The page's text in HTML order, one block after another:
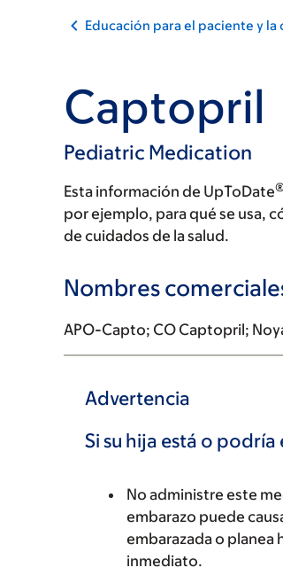
Educación para el paciente y la
Captopril
Pediatric Medication
Esta información de UpToDate
por ejemplo, para qué se usa,
de cuidados de la salud.
Nombres
APO-Capto; CO Captopril;
Advertencia
Si su hija está o
No administre este
embarazo puede
embarazada o planea
inmediato.